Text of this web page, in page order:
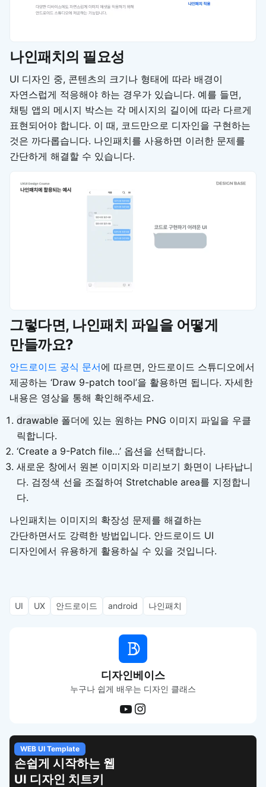
나인패치의 필요성
UI 디자인 중, 콘텐츠의 크기나 형태에 따라 배경이
자연스럽게 적응해야 하는 경우가 있습니다. 예를 들면,
채팅 앱의 메시지 박스는 각 메시지의 길이에 따라 다르게
표현되어야 합니다. 이 때, 코드만으로 디자인을 구현하는
것은 까다롭습니다. 나인패치를 사용하면 이러한 문제를
간단하게 해결할 수 있습니다.
그렇다면, 나인패치 파일을 어떻게
만들까요?
안드로이드 공식 문서에 따르면, 안드로이드 스튜디오에서
제공하는 ‘Draw 9-patch tool’을 활용하면 됩니다. 자세한
내용은 영상을 통해 확인해주세요.
drawable 폴더에 있는 원하는 PNG 이미지 파일을 우클
릭합니다.
‘Create a 9-Patch file…’ 옵션을 선택합니다.
새로운 창에서 원본 이미지와 미리보기 화면이 나타납니
다. 검정색 선을 조절하여 Stretchable area를 지정합니
다.
나인패치는 이미지의 확장성 문제를 해결하는
간단하면서도 강력한 방법입니다. 안드로이드 UI
디자인에서 유용하게 활용하실 수 있을 것입니다.
UI UX 안드로이드 android 나인패치
디자인베이스
누구나 쉽게 배우는 디자인 클래스
WEB UI Template
손쉽게 시작하는 웹
UI 디자인 치트키